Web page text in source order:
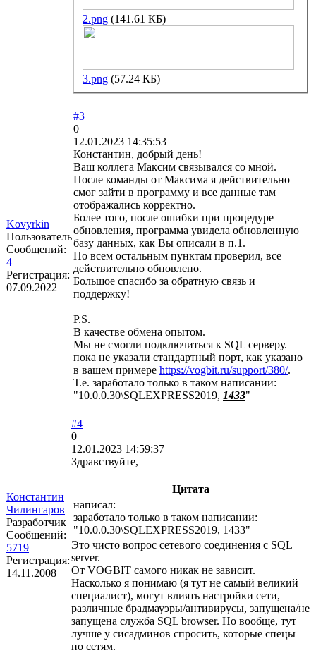
2.png (141.61 КБ)
3.png (57.24 КБ)
Kovyrkin
Пользователь
Сообщений:
4
Регистрация:
07.09.2022
#3
0
12.01.2023 14:35:53
Константин, добрый день!
Ваш коллега Максим связывался со мной.
После команды от Максима я действительно
смог зайти в программу и все данные там
отображались корректно.
Более того, после ошибки при процедуре
обновления, программа увидела обновленную
базу данных, как Вы описали в п.1.
По всем остальным пунктам проверил, все
действительно обновлено.
Большое спасибо за обратную связь и
поддержку!
P.S.
В качестве обмена опытом.
Мы не смогли подключиться к SQL серверу.
пока не указали стандартный порт, как указано
в вашем примере https://vogbit.ru/support/380/.
Т.е. заработало только в таком написании:
"10.0.0.30\SQLEXPRESS2019, 1433"
Константин
Чилингаров
Разработчик
Сообщений:
5719
Регистрация:
14.11.2008
#4
0
12.01.2023 14:59:37
Здравствуйте,
Цитата
написал:
заработало только в таком написании:
"10.0.0.30\SQLEXPRESS2019, 1433"
Это чисто вопрос сетевого соединения с SQL
server.
От VOGBIT самого никак не зависит.
Насколько я понимаю (я тут не самый великий
специалист), могут влиять настройки сети,
различные брадмауэры/антивирусы, запущена/не
запущена служба SQL browser. Но вообще, тут
лучше у сисадминов спросить, которые спецы
по сетям.